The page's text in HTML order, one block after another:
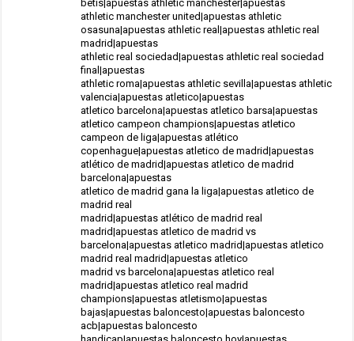
betis|apuestas athletic manchester|apuestas
athletic manchester united|apuestas athletic
osasuna|apuestas athletic real|apuestas athletic real
madrid|apuestas
athletic real sociedad|apuestas athletic real sociedad
final|apuestas
athletic roma|apuestas athletic sevilla|apuestas athletic
valencia|apuestas atletico|apuestas
atletico barcelona|apuestas atletico barsa|apuestas
atletico campeon champions|apuestas atletico
campeon de liga|apuestas atlético
copenhague|apuestas atletico de madrid|apuestas
atlético de madrid|apuestas atletico de madrid
barcelona|apuestas
atletico de madrid gana la liga|apuestas atletico de
madrid real
madrid|apuestas atlético de madrid real
madrid|apuestas atletico de madrid vs
barcelona|apuestas atletico madrid|apuestas atletico
madrid real madrid|apuestas atletico
madrid vs barcelona|apuestas atletico real
madrid|apuestas atletico real madrid
champions|apuestas atletismo|apuestas
bajas|apuestas baloncesto|apuestas baloncesto
acb|apuestas baloncesto